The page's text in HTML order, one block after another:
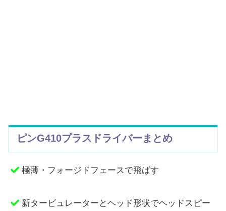
ピンG410プラスドライバーまとめ
極薄・フォージドフェースで飛ばす
新タービュレーターとヘッド形状でヘッドスピー